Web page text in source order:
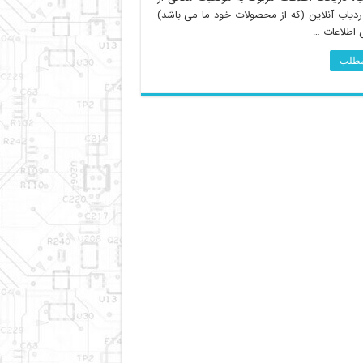
آنلاین (که از محصولات خود ما می باشد)
اطلاعات …
مطلب